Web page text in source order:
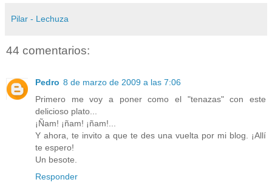
Pilar - Lechuza
44 comentarios:
Pedro 8 de marzo de 2009 a las 7:06
Primero me voy a poner como el "tenazas" con este
delicioso plato...
¡Ñam! ¡ñam! ¡ñam!...
Y ahora, te invito a que te des una vuelta por mi blog. ¡Allí
te espero!
Un besote.
Responder